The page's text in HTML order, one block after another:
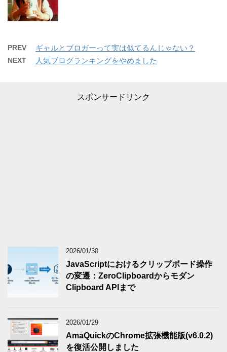
PREV ギャルとブロガーって実は似てるんじゃない？
NEXT 人気ブログランキングをやめました
スポンサードリンク
2026/01/30
JavaScriptにおけるクリップボード操作
の変遷：ZeroClipboardからモダン
Clipboard APIまで
2026/01/29
AmaQuickのChrome拡張機能版(v6.0.2)
を復活公開しました